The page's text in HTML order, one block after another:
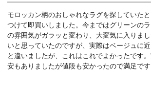
モロッカン柄のおしゃれなラグを探していた
つけて即買いしました。今まではグリーンの
の雰囲気がガラッと変わり、大変気に入りま
いと思っていたのですが、実際はベージュに
と違いましたが、これはこれでよかったです
安もありましたが値段も安かったので満足です